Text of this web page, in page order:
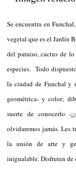
Se encuentra en
vegetal que es el Jardín
del paraíso, cactus de lo
especies. Todo
la ciudad de Funchal y
geométrica- y color;
suerte de conocerlo -
olvidaremos jamás. Les
la unión de arte y
inigualable. Disfruten de